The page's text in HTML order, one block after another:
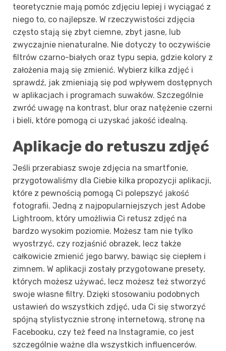
teoretycznie mają pomóc zdjęciu lepiej i wyciągać z
niego to, co najlepsze. W rzeczywistości zdjęcia
często stają się zbyt ciemne, zbyt jasne, lub
zwyczajnie nienaturalne. Nie dotyczy to oczywiście
filtrów czarno-białych oraz typu sepia, gdzie kolory z
założenia mają się zmienić. Wybierz kilka zdjęć i
sprawdź, jak zmieniają się pod wpływem dostępnych
w aplikacjach i programach suwaków. Szczególnie
zwróć uwagę na kontrast, blur oraz natężenie czerni
i bieli, które pomogą ci uzyskać jakość idealną.
Aplikacje do retuszu zdjęć
Jeśli przerabiasz swoje zdjęcia na smartfonie,
przygotowaliśmy dla Ciebie kilka propozycji aplikacji,
które z pewnością pomogą Ci polepszyć jakość
fotografii. Jedną z najpopularniejszych jest Adobe
Lightroom, który umożliwia Ci retusz zdjęć na
bardzo wysokim poziomie. Możesz tam nie tylko
wyostrzyć, czy rozjaśnić obrazek, lecz także
całkowicie zmienić jego barwy, bawiąc się ciepłem i
zimnem. W aplikacji zostały przygotowane presety,
których możesz używać, lecz możesz też stworzyć
swoje własne filtry. Dzięki stosowaniu podobnych
ustawień do wszystkich zdjęć, uda Ci się stworzyć
spójną stylistycznie stronę internetową, stronę na
Facebooku, czy też feed na Instagramie, co jest
szczególnie ważne dla wszystkich influencerów.